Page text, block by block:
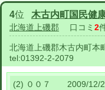
4位 木古内町国民健
北海道上磯郡 口コミ 2
北海道上磯郡木古内町本
tel:01392-2-2079
(2) ００７ 2009/12/